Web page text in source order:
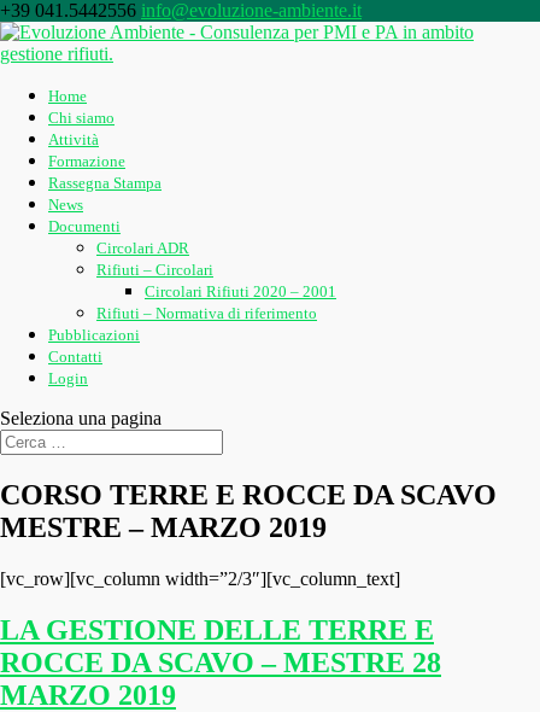
+39 041.5442556 info@evoluzione-ambiente.it
Home
Chi siamo
Attività
Formazione
Rassegna Stampa
News
Documenti
Circolari ADR
Rifiuti – Circolari
Circolari Rifiuti 2020 – 2001
Rifiuti – Normativa di riferimento
Pubblicazioni
Contatti
Login
Seleziona una pagina
CORSO TERRE E ROCCE DA SCAVO
MESTRE – MARZO 2019
[vc_row][vc_column width=”2/3″][vc_column_text]
LA GESTIONE DELLE TERRE E
ROCCE DA SCAVO – MESTRE 28
MARZO 2019